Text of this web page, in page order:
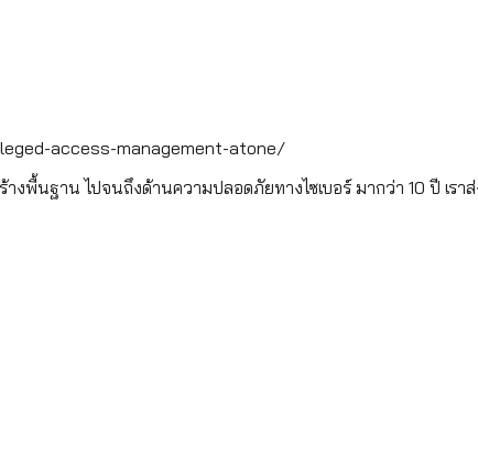
access-management-atone/
พื้นฐาน ไปจนถึงด้านความปลอดภัยทางไซเบอร์ มากว่า 10 ปี เร